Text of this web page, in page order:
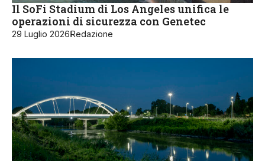
Il SoFi Stadium di Los Angeles unifica le
operazioni di sicurezza con Genetec
29 Luglio 2026Redazione